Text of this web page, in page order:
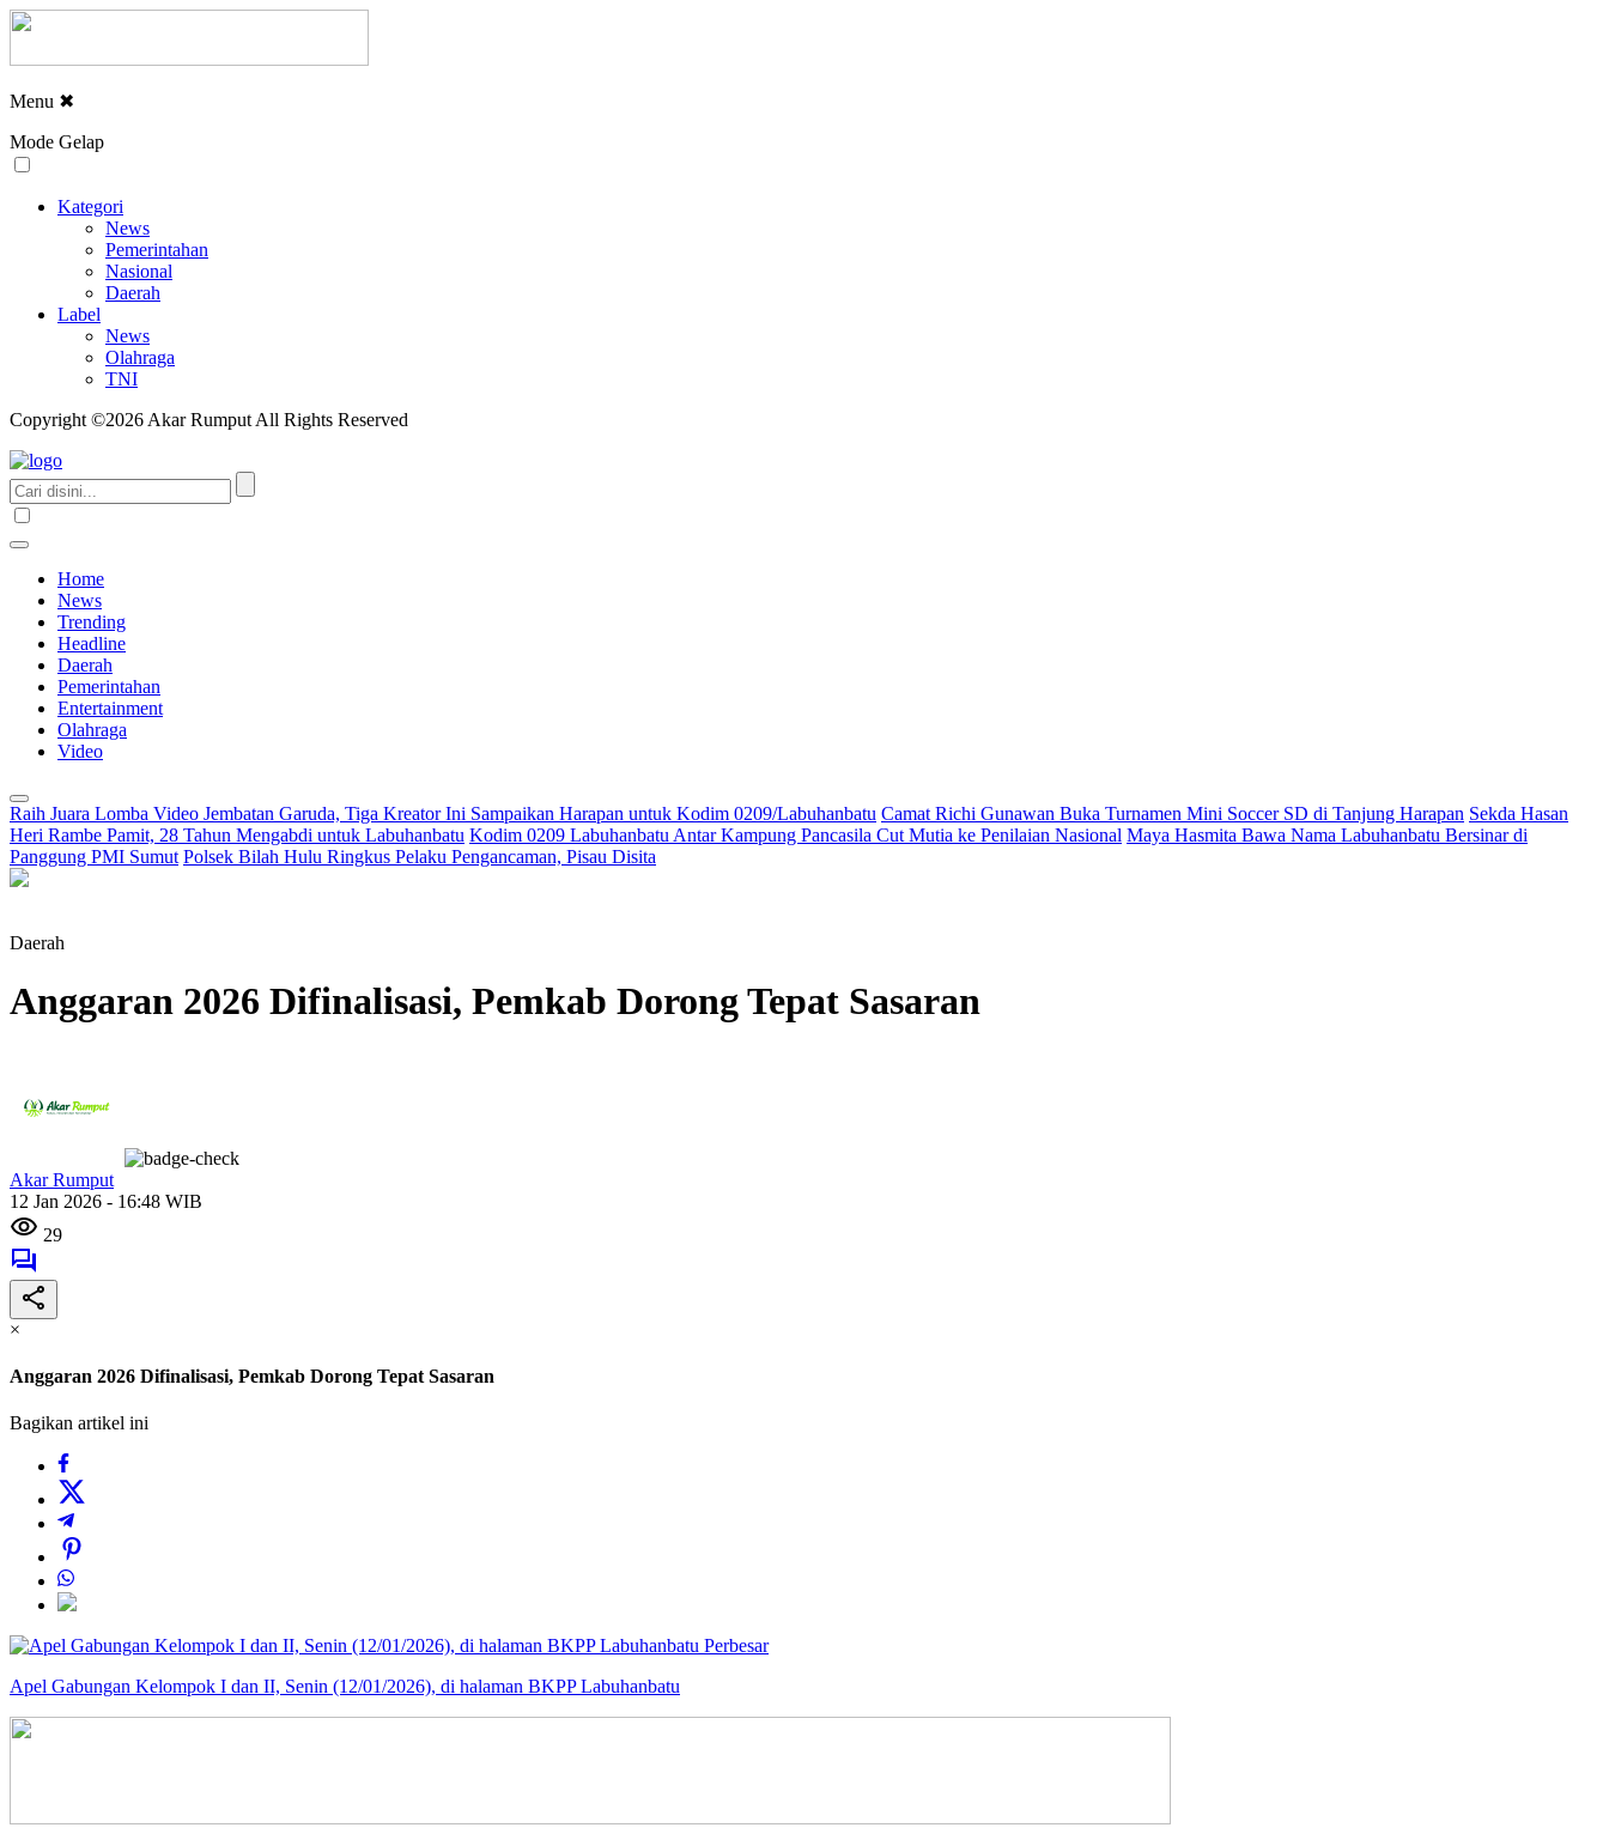
Menu ✖
Mode Gelap
Kategori
News
Pemerintahan
Nasional
Daerah
Label
News
Olahraga
TNI
Copyright ©2026 Akar Rumput All Rights Reserved
Home
News
Trending
Headline
Daerah
Pemerintahan
Entertainment
Olahraga
Video
Raih Juara Lomba Video Jembatan Garuda, Tiga Kreator Ini Sampaikan Harapan untuk Kodim 0209/Labuhanbatu Camat Richi Gunawan Buka Turnamen Mini Soccer SD di Tanjung Harapan Sekda Hasan
Heri Rambe Pamit, 28 Tahun Mengabdi untuk Labuhanbatu Kodim 0209 Labuhanbatu Antar Kampung Pancasila Cut Mutia ke Penilaian Nasional Maya Hasmita Bawa Nama Labuhanbatu Bersinar di
Panggung PMI Sumut Polsek Bilah Hulu Ringkus Pelaku Pengancaman, Pisau Disita
Daerah
Anggaran 2026 Difinalisasi, Pemkab Dorong Tepat Sasaran
Akar Rumput
12 Jan 2026 - 16:48 WIB
29
×
Anggaran 2026 Difinalisasi, Pemkab Dorong Tepat Sasaran
Bagikan artikel ini
Perbesar
Apel Gabungan Kelompok I dan II, Senin (12/01/2026), di halaman BKPP Labuhanbatu